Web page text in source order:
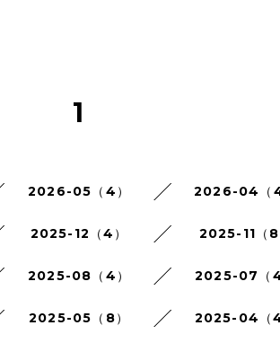
1
2026-05（4） 2026-04（4
2025-12（4） 2025-11（8
2025-08（4） 2025-07（4
2025-05（8） 2025-04（4